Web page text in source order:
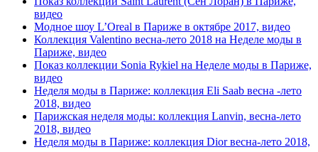
видео
Модное шоу L’Oreal в Париже в октябре 2017, видео
Коллекция Valentino весна-лето 2018 на Неделе моды в
Париже, видео
Показ коллекции Sonia Rykiel на Неделе моды в Париже,
видео
Неделя моды в Париже: коллекция Eli Saab весна -лето
2018, видео
Парижская неделя моды: коллекция Lanvin, весна-лето
2018, видео
Неделя моды в Париже: коллекция Dior весна-лето 2018,